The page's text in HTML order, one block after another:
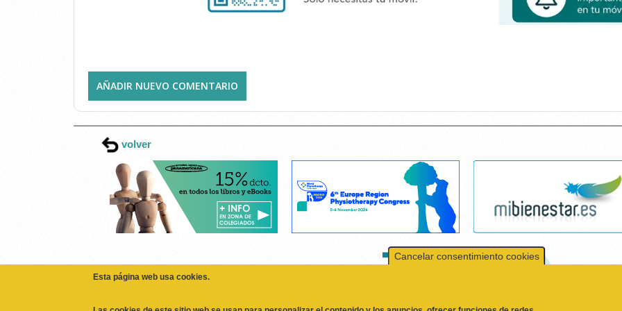
AÑADIR NUEVO COMENTARIO
volver
Cancelar consentimiento cookies
Esta página web usa cookies.
Las cookies de este sitio web se usan para personalizar el contenido y los anuncios, ofrecer funciones de redes
partners de redes sociales, publicidad y análisis web, quienes pueden combinarla con otra información que les
haya proporcionado o que hayan recopilado a partir del uso que haya hecho de sus servicios.